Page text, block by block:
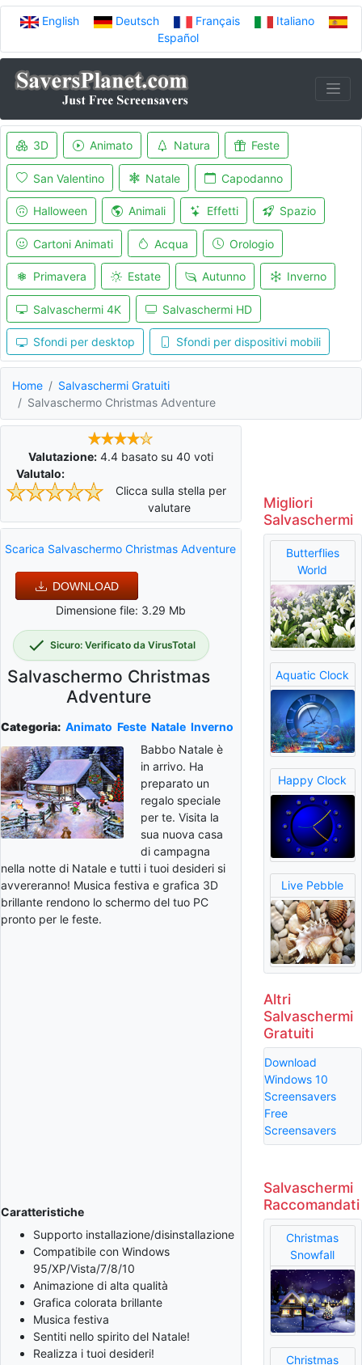
English Deutsch Français
Italiano
Español
3D Animato Natura Feste
San Valentino Natale Capodanno
Halloween Animali Effetti Spazio
Cartoni Animati Acqua Orologio
Primavera Estate Autunno Inverno
Salvaschermi 4K Salvaschermi HD
Sfondi per desktop Sfondi per dispositivi mobili
Home
Salvaschermi Gratuiti
Salvaschermo Christmas Adventure
Valutazione: 4.4basato su 40 voti
Valutalo:
Clicca sulla stella per
valutare
Scarica Salvaschermo Christmas Adventure
DOWNLOAD
Dimensione file: 3.29 Mb
Sicuro: Verificato da VirusTotal
Salvaschermo Christmas
Adventure
Categoria: Animato Feste Natale Inverno
Babbo Natale è
in arrivo. Ha
preparato un
regalo speciale
per te. Visita la
sua nuova casa
di campagna
nella notte di Natale e tutti i tuoi desideri si
avvereranno! Musica festiva e grafica 3D
brillante rendono lo schermo del tuo PC
pronto per le feste.
Caratteristiche
Supporto installazione/disinstallazione
Compatibile con Windows
95/XP/Vista/7/8/10
Animazione di alta qualità
Grafica colorata brillante
Musica festiva
Sentiti nello spirito del Natale!
Realizza i tuoi desideri!
Migliori
Salvaschermi
Butterflies
World
Aquatic Clock
Happy Clock
Live Pebble
Altri
Salvaschermi
Gratuiti
Download
Windows 10
Screensavers
Free
Screensavers
Salvaschermi
Raccomandati
Christmas
Snowfall
Christmas